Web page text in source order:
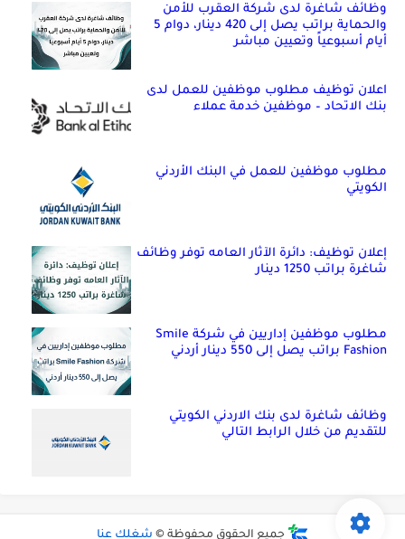
وظائف شاغرة لدى شركة العقرب للأمن
والحماية براتب يصل إلى 420 دينار، دوام 5
أيام أسبوعياً وتعيين مباشر
اعلان توظيف مطلوب موظفين للعمل لدى
بنك الاتحاد – موظفين خدمة عملاء
مطلوب موظفين للعمل في البنك الأردني
الكويتي
إعلان توظيف: دائرة الآثار العامه توفر وظائف
شاغرة براتب 1250 دينار
مطلوب موظفين إداريين في شركة Smile
Fashion براتب يصل إلى 550 دينار أردني
وظائف شاغرة لدى بنك الاردني الكويتي
للتقديم من خلال الرابط التالي
جميع الحقوق محفوظة © شغلك عنا